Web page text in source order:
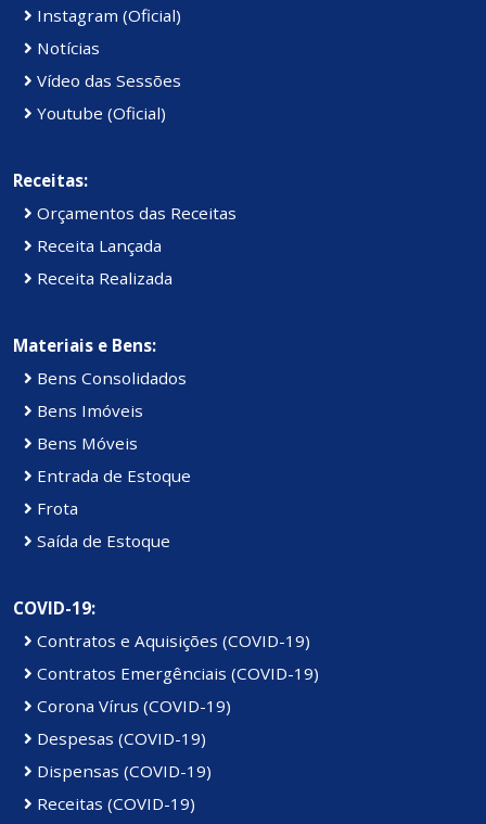
Instagram (Oficial)
Notícias
Vídeo das Sessões
Youtube (Oficial)
Receitas:
Orçamentos das Receitas
Receita Lançada
Receita Realizada
Materiais e Bens:
Bens Consolidados
Bens Imóveis
Bens Móveis
Entrada de Estoque
Frota
Saída de Estoque
COVID-19:
Contratos e Aquisições (COVID-19)
Contratos Emergênciais (COVID-19)
Corona Vírus (COVID-19)
Despesas (COVID-19)
Dispensas (COVID-19)
Receitas (COVID-19)